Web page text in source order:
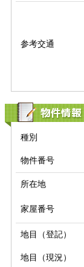
参考交通
物件情報
種別
物件番号
所在地
家屋番号
地目（登記）
地目（現況）